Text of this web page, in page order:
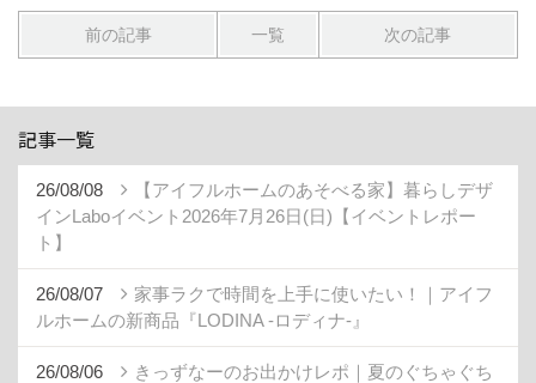
前の記事 一覧 次の記事
記事一覧
26/08/08
【アイフルホームのあそべる家】暮らしデザ
インLaboイベント2026年7月26日(日)【イベントレポー
ト】
26/08/07
家事ラクで時間を上手に使いたい！｜アイフ
ルホームの新商品『LODINA -ロディナ-』
26/08/06
きっずなーのお出かけレポ｜夏のぐちゃぐち